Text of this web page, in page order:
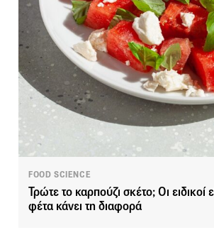
FOOD SCIENCE
Τρώτε το καρπούζι σκέτο; Οι ειδικοί
φέτα κάνει τη διαφορά